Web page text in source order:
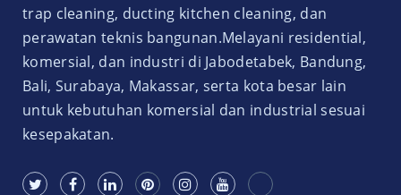
trap cleaning, ducting kitchen cleaning, dan
perawatan teknis bangunan.Melayani residential,
komersial, dan industri di Jabodetabek, Bandung,
Bali, Surabaya, Makassar, serta kota besar lain
untuk kebutuhan komersial dan industrial sesuai
kesepakatan.